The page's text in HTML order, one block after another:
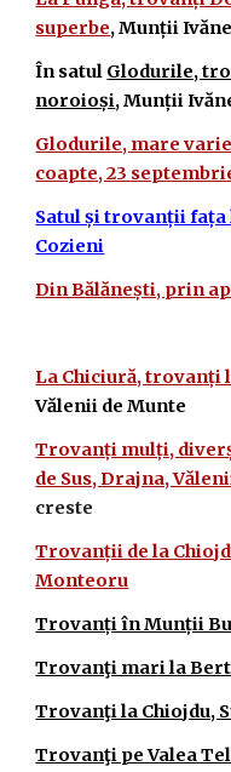
superbe, Munții
În satul Glodurile,
noroioși, Munții
Glodurile, mare
coapte, 23
Satul și trovanții fața
Cozieni
Din Bălănești, prin
La Chiciură, trovanți
Vălenii de Munte
Trovanți mulți,
de Sus, Drajna,
creste
Trovanții de la
Monteoru
Trovanți în Munții
Trovanţi mari la
Trovanţi la Chiojdu,
Trovanţi pe Valea